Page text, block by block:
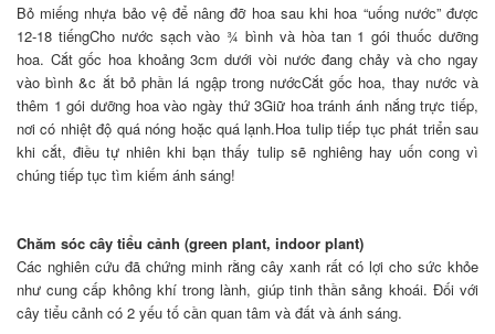
Bỏ miếng nhựa bảo vệ để nâng đỡ hoa sau khi hoa “uống nước” được
12-18 tiếngCho nước sạch vào ¾ bình và hòa tan 1 gói thuốc dưỡng
hoa. Cắt gốc hoa khoảng 3cm dưới vòi nước đang chảy và cho ngay
vào bình &c ắt bỏ phần lá ngập trong nướcCắt gốc hoa, thay nước và
thêm 1 gói dưỡng hoa vào ngày thứ 3Giữ hoa tránh ánh nắng trực tiếp,
nơi có nhiệt độ quá nóng hoặc quá lạnh.Hoa tulip tiếp tục phát triển sau
khi cắt, điều tự nhiên khi bạn thấy tulip sẽ nghiêng hay uốn cong vì
chúng tiếp tục tìm kiếm ánh sáng!
Chăm sóc cây tiểu cảnh (green plant, indoor plant)
Các nghiên cứu đã chứng minh rằng cây xanh rất có lợi cho sức khỏe
như cung cấp không khí trong lành, giúp tinh thần sảng khoái. Đối với
cây tiểu cảnh có 2 yếu tố cần quan tâm và đất và ánh sáng.